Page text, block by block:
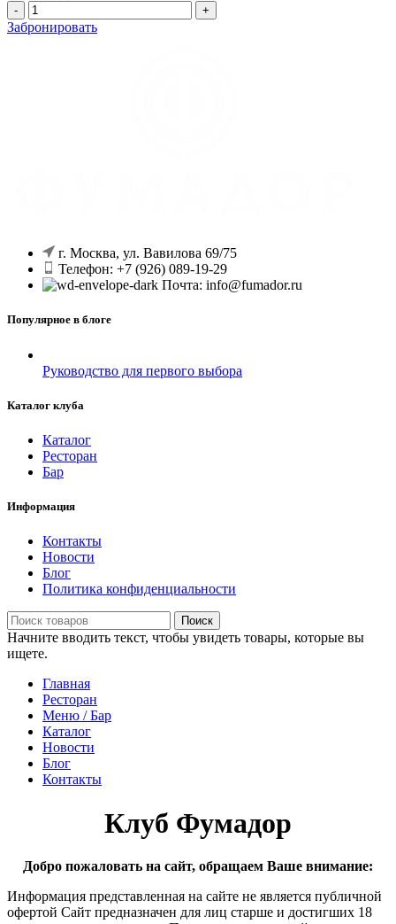
Забронировать
г. Москва, ул. Вавилова 69/75
Телефон: +7 (926) 089-19-29
Почта: info@fumador.ru
Популярное в блоге
Руководство для первого выбора
Каталог клуба
Каталог
Ресторан
Бар
Информация
Контакты
Новости
Блог
Политика конфиденциальности
Поиск
Начните вводить текст, чтобы увидеть товары, которые вы
ищете.
Главная
Ресторан
Меню / Бар
Каталог
Новости
Блог
Контакты
Клуб Фумадор
Добро пожаловать на сайт, обращаем Ваше внимание:
Информация представленная на сайте не является публичной
офертой Сайт предназначен для лиц старше и достигших 18